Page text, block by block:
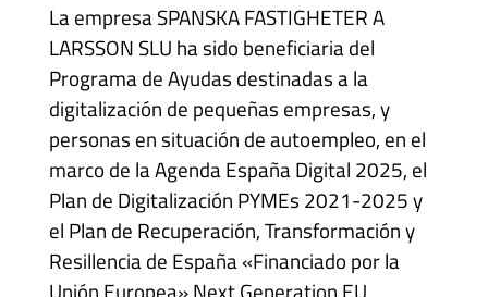
La empresa SPANSKA FASTIGHETER A
LARSSON SLU ha sido beneficiaria del
Programa de Ayudas destinadas a la
digitalización de pequeñas empresas, y
personas en situación de autoempleo, en el
marco de la Agenda España Digital 2025, el
Plan de Digitalización PYMEs 2021-2025 y
el Plan de Recuperación, Transformación y
Resillencia de España «Financiado por la